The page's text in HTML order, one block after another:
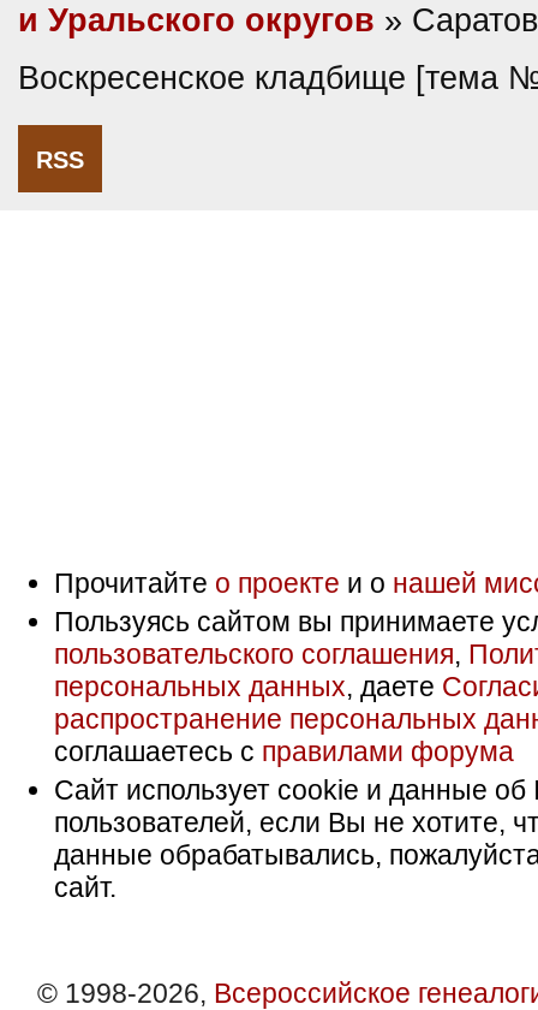
и Уральского округов »
Воскресенское кладбище [тема
RSS
Прочитайте о проекте и о нашей
Пользуясь сайтом вы принимаете
пользовательского соглашения,
персональных данных, даете
распространение персональных
соглашаетесь с правилами форума
Сайт использует cookie и данные об
пользователей, если Вы не хотите,
данные обрабатывались,
сайт.
© 1998-2026, Всероссийское